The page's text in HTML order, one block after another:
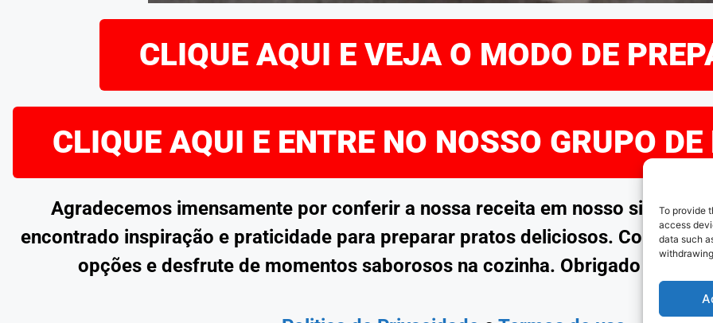
To provide
access
data such
CLIQUE AQUI E VEJA O MODO DE
CLIQUE AQUI E ENTRE NO NOSSO GRUPO DE
Agradecemos imensamente por conferir a nossa receita em nosso site.
encontrado inspiração e praticidade para preparar pratos deliciosos. Continue
opções e desfrute de momentos saborosos na cozinha. Obrigado por